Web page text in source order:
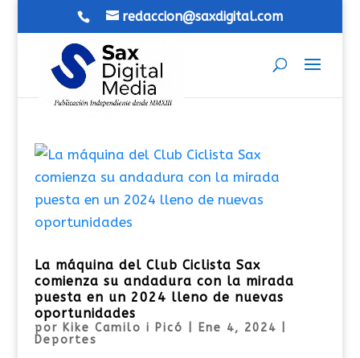
redaccion@saxdigital.com
La máquina del Club Ciclista Sax
comienza su andadura con la mirada
puesta en un 2024 lleno de nuevas
oportunidades
por Kike Camilo i Picó Ene 4, 2024
Deportes